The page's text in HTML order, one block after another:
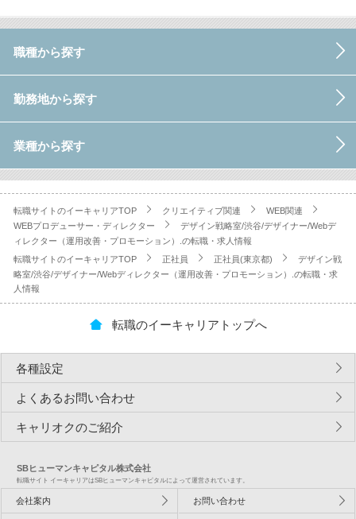
職種から探す
勤務地から探す
業種から探す
転職サイトのイーキャリアTOP クリエイティブ関連
WEB関連
WEBプロデューサー・ディレクター
デザイン戦略室/渋谷/デザイナー/Webデ
ィレクター（運用改善・プロモーション）.の転職・求人情報
転職サイトのイーキャリアTOP
正社員 正社員(東京都)
デザイン戦
略室/渋谷/デザイナー/Webディレクター（運用改善・プロモーション）.の転職・求
人情報
転職のイーキャリアトップへ
各種設定
よくあるお問い合わせ
キャリオクのご紹介
SBヒューマンキャピタル株式会社
転職サイト イーキャリアはSBヒューマンキャピタルによって運営されています。
会社案内 お問い合わせ